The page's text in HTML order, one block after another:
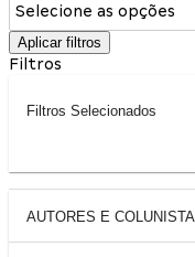
Selecione as opções
Aplicar filtros
Filtros
Filtros Selecionados
AUTORES E